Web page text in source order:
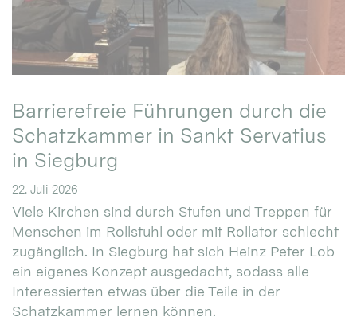
Barrierefreie Führungen durch die
Schatzkammer in Sankt Servatius
in Siegburg
22. Juli 2026
Viele Kirchen sind durch Stufen und Treppen für
Menschen im Rollstuhl oder mit Rollator schlecht
zugänglich. In Siegburg hat sich Heinz Peter Lob
ein eigenes Konzept ausgedacht, sodass alle
Interessierten etwas über die Teile in der
Schatzkammer lernen können.